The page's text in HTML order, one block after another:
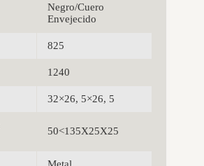
Negro/Cuero
Envejecido
825
1240
32×26, 5×26, 5
50<135X25X25
Metal